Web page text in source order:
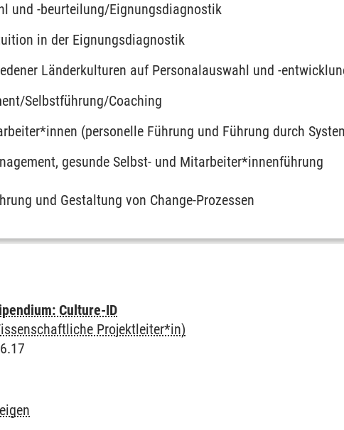
und -beurteilung/Eignungsdiagnostik
in der Eignungsdiagnostik
Länderkulturen auf Personalauswahl und -
Selbstführung/Coaching
(personelle Führung und Führung durch
gesunde Selbst- und Mitarbeiter*innenführung
und Gestaltung von Change-Prozessen
Culture-ID
Projektleiter*in)